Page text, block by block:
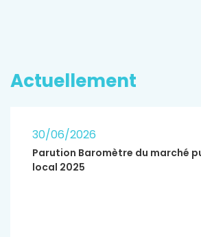
Actuellement
30/06/2026
Parution Baromètre du marché
local 2025